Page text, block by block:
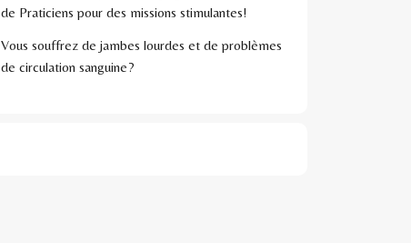
de Praticiens pour des missions stimulantes!
Vous souffrez de jambes lourdes et de problèmes
de circulation sanguine?